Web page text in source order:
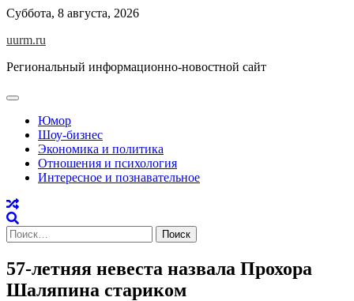
Skip
content
Суббота, 8 августа, 2026
uurm.ru
Региональный информационно-новостной сайт
Юмор
Шоу-бизнес
Экономика и политика
Отношения и психология
Интересное и познавательное
Найти:
57-летняя невеста назвала Прохора
Шаляпина стариком